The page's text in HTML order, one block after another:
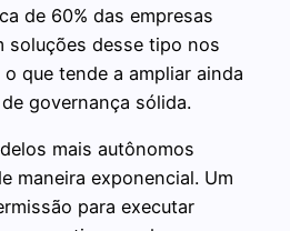
de 60% das empresas
soluções desse tipo nos
que tende a ampliar ainda
governança sólida.
mais autônomos
maneira exponencial. Um
para executar